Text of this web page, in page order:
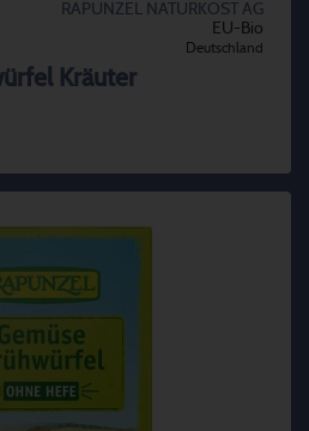
RAPUNZEL NATURKOST AG
EU-Bio
Deutschland
Kräuter